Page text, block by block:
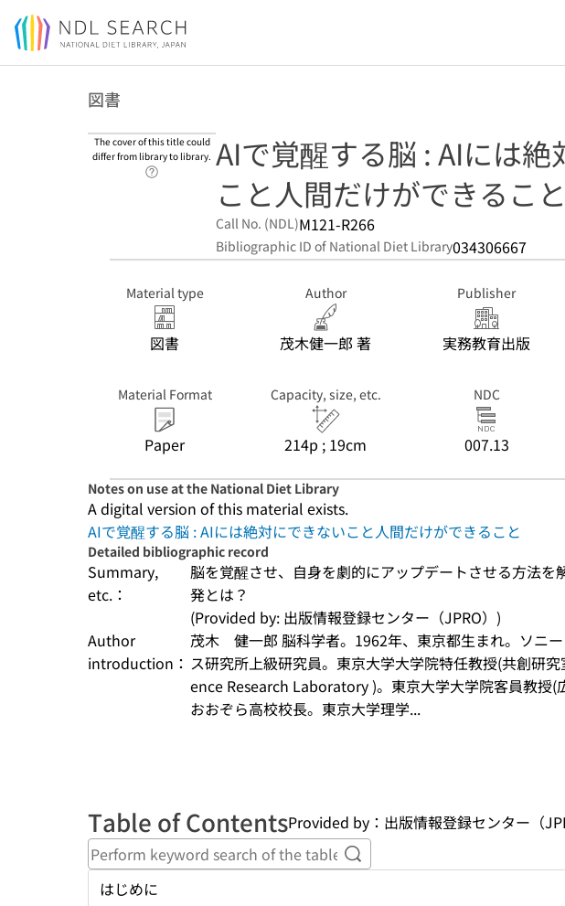
Jump to main content
図書
The cover of this title could
differ from library to library.
Link to Help Page
AIで覚醒する脳 : AIには絶
こと人間だけができること
Call No. (NDL)M121-R266
Bibliographic ID of National Diet Library034306667
Material type
図書
Author
茂木健一郎 著
Publisher
実務教育出版
Material Format
Paper
Capacity, size, etc.
214p ; 19cm
NDC
007.13
Notes on use at the National Diet Library
A digital version of this material exists.
AIで覚醒する脳 : AIには絶対にできないこと人間だけができること
Detailed bibliographic record
Summary,
etc.：
脳を覚醒させ、自身を劇的にアップデートさせる方法を
発とは？
(Provided by: 出版情報登録センター（JPRO）)
Author
introduction：
茂木　健一郎 脳科学者。1962年、東京都生まれ。ソニ
ス研究所上級研究員。東京大学大学院特任教授(共創研
ence Research Laboratory )。東京大学大学院客員教授(
おおぞら高校校長。東京大学理学...
Table of ContentsProvided by：出版情報登録センター（
Perform keyword search of
はじめに